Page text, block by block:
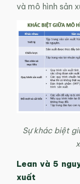
và mô hình sản
Sự khác biệt
Lean và 5
xuất